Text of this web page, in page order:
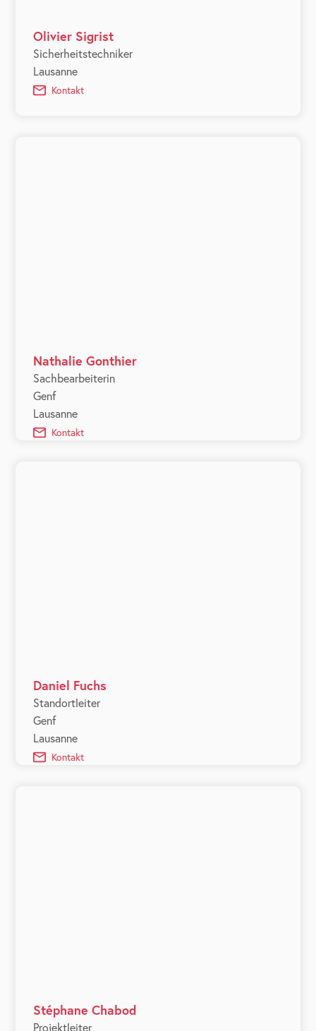
Olivier Sigrist
Sicherheitstechniker
Lausanne
Kontakt
Nathalie Gonthier
Sachbearbeiterin
Genf
Lausanne
Kontakt
Daniel Fuchs
Standortleiter
Genf
Lausanne
Kontakt
Stéphane Chabod
Projektleiter